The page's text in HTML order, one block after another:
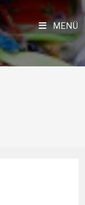
MENÜ